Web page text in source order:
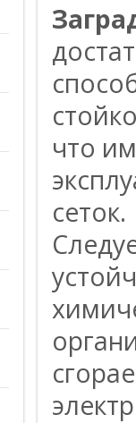
что
сеток.